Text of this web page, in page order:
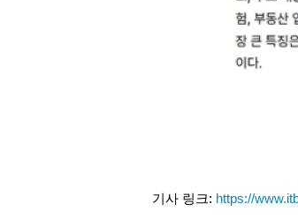
기사 링크: https://